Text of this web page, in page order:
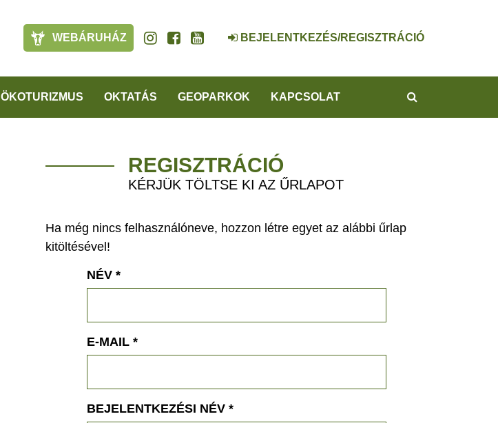
WEBÁRUHÁZ BEJELENTKEZÉS/REGISZTRÁCIÓ
ÖKOTURIZMUS OKTATÁS GEOPARKOK KAPCSOLAT
REGISZTRÁCIÓ
KÉRJÜK TÖLTSE KI AZ ŰRLAPOT
Ha még nincs felhasználóneve, hozzon létre egyet az alábbi űrlap
kitöltésével!
NÉV *
E-MAIL *
BEJELENTKEZÉSI NÉV *